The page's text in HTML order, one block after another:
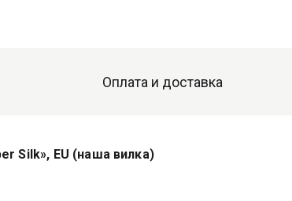
Оплата и доставка
Silk», EU (наша вилка)